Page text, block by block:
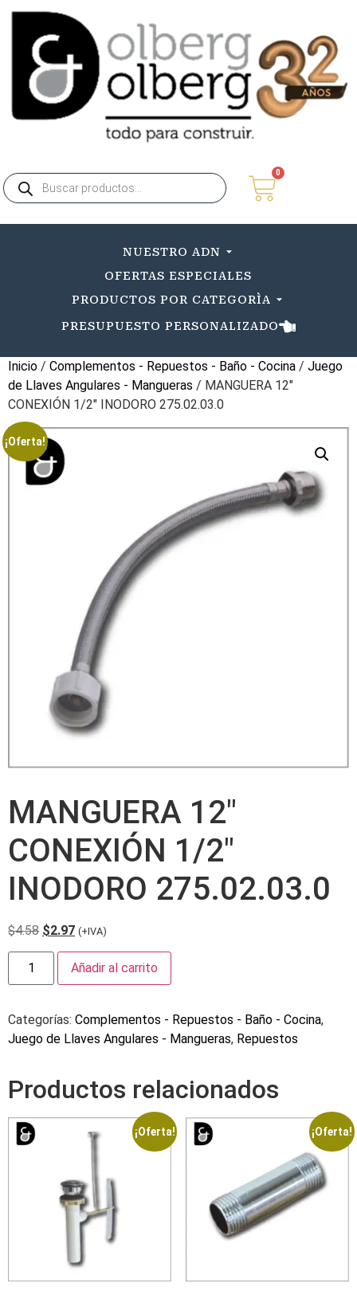
0
NUESTRO ADN
OFERTAS ESPECIALES
PRODUCTOS POR CATEGORÌA
PRESUPUESTO PERSONALIZADO
Inicio / Complementos - Repuestos - Baño - Cocina / Juego
de Llaves Angulares - Mangueras / MANGUERA 12″
CONEXIÓN 1/2″ INODORO 275.02.03.0
¡Oferta!
MANGUERA 12″
CONEXIÓN 1/2″
INODORO 275.02.03.0
$4.58 $2.97 (+IVA)
Añadir al carrito
Categorías: Complementos - Repuestos - Baño - Cocina,
Juego de Llaves Angulares - Mangueras, Repuestos
Productos relacionados
¡Oferta! ¡Oferta!